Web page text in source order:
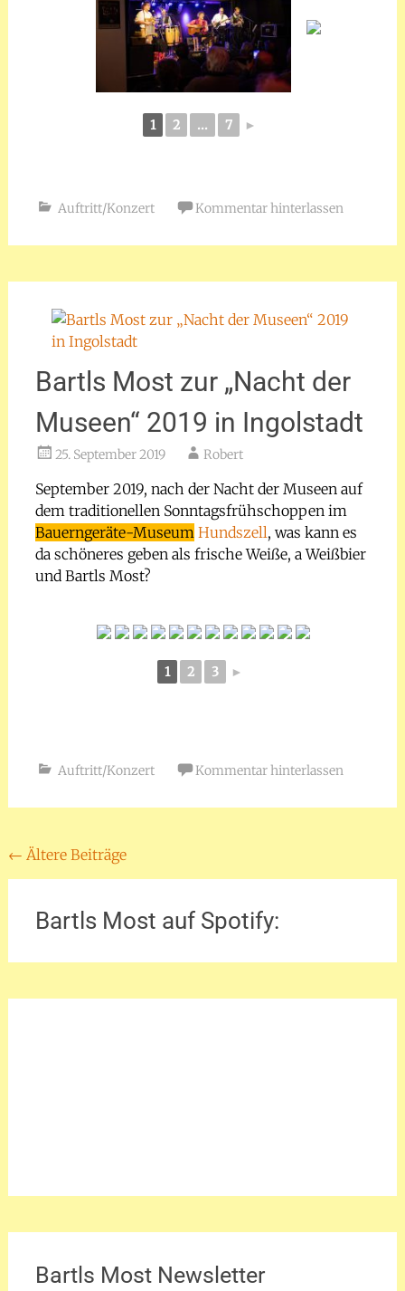
1 2 ... 7 ►
Auftritt/Konzert Kommentar hinterlassen
Bartls Most zur „Nacht der
Museen“ 2019 in Ingolstadt
25. September 2019 Robert
September 2019, nach der Nacht der Museen auf
dem traditionellen Sonntagsfrühschoppen im
Bauerngeräte-Museum Hundszell, was kann es
da schöneres geben als frische Weiße, a Weißbier
und Bartls Most?
1 2 3 ►
Auftritt/Konzert Kommentar hinterlassen
Beitragsnavigation
← Ältere Beiträge
Bartls Most auf Spotify:
Bartls Most Newsletter